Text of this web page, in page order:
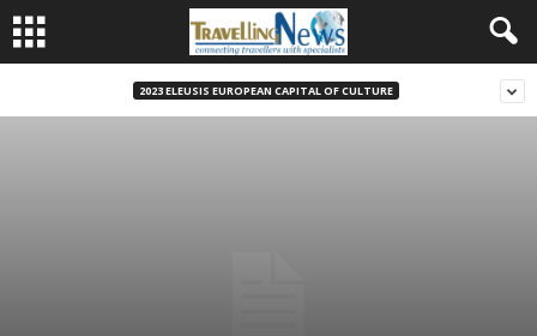
2023 ELEUSIS EUROPEAN CAPITAL OF CULTURE